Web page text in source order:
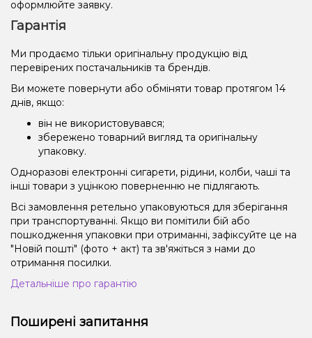
оформлюйте заявку.
Гарантія
Ми продаємо тільки оригінальну продукцію від
перевірених постачальників та брендів.
Ви можете повернути або обміняти товар протягом 14
днів, якщо:
він не використовувався;
збережено товарний вигляд та оригінальну
упаковку.
Одноразові електронні сигарети, рідини, колби, чаші та
інші товари з уцінкою поверненню не підлягають.
Всі замовлення ретельно упаковуються для зберігання
при транспортуванні. Якщо ви помітили бій або
пошкодження упаковки при отриманні, зафіксуйте це на
"Новій пошті" (фото + акт) та зв'яжіться з нами до
отримання посилки.
Детальніше про гарантію
Поширені запитання